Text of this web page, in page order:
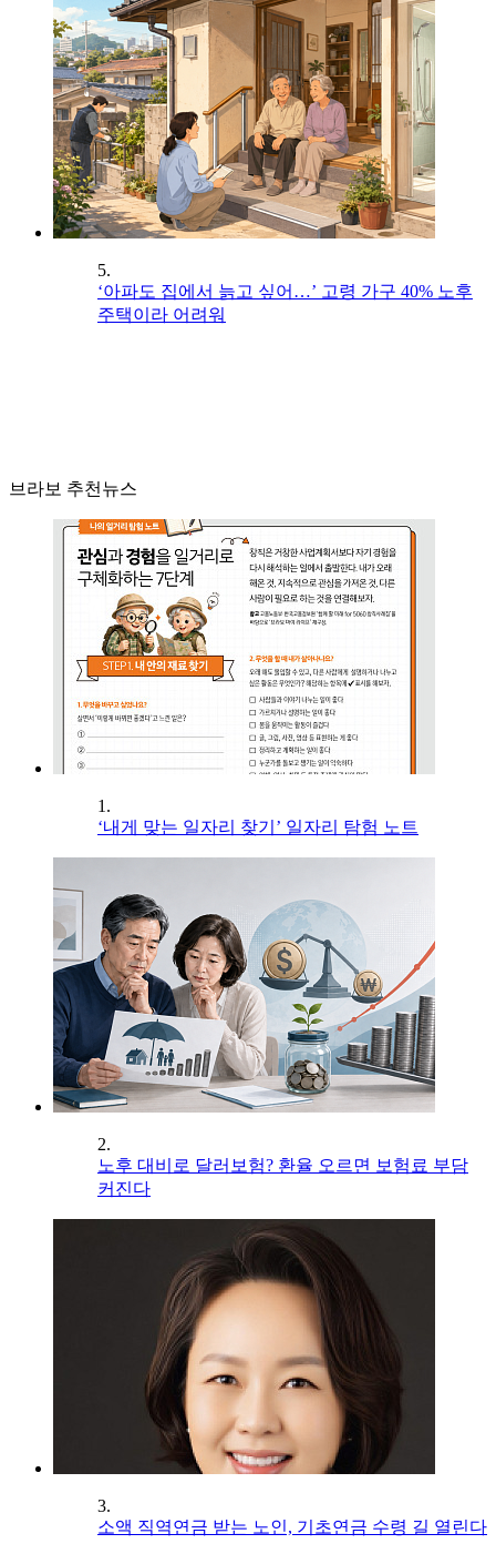
5.
‘아파도 집에서 늙고 싶어…’ 고령 가구 40% 노후
주택이라 어려워
브라보 추천뉴스
1.
‘내게 맞는 일자리 찾기’ 일자리 탐험 노트
2.
노후 대비로 달러보험? 환율 오르면 보험료 부담
커진다
3.
소액 직역연금 받는 노인, 기초연금 수령 길 열린다